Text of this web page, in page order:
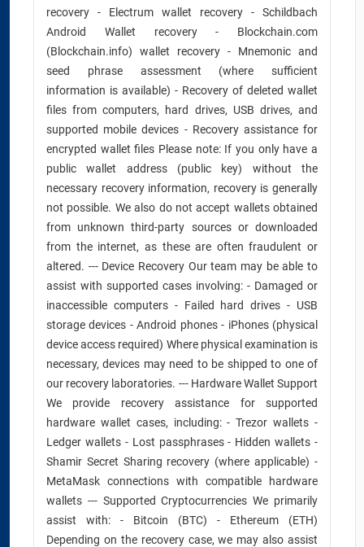
recovery - Electrum wallet recovery - Schildbach
Android Wallet recovery - Blockchain.com
(Blockchain.info) wallet recovery - Mnemonic and
seed phrase assessment (where sufficient
information is available) - Recovery of deleted wallet
files from computers, hard drives, USB drives, and
supported mobile devices - Recovery assistance for
encrypted wallet files Please note: If you only have a
public wallet address (public key) without the
necessary recovery information, recovery is generally
not possible. We also do not accept wallets obtained
from unknown third-party sources or downloaded
from the internet, as these are often fraudulent or
altered. --- Device Recovery Our team may be able to
assist with supported cases involving: - Damaged or
inaccessible computers - Failed hard drives - USB
storage devices - Android phones - iPhones (physical
device access required) Where physical examination is
necessary, devices may need to be shipped to one of
our recovery laboratories. --- Hardware Wallet Support
We provide recovery assistance for supported
hardware wallet cases, including: - Trezor wallets -
Ledger wallets - Lost passphrases - Hidden wallets -
Shamir Secret Sharing recovery (where applicable) -
MetaMask connections with compatible hardware
wallets --- Supported Cryptocurrencies We primarily
assist with: - Bitcoin (BTC) - Ethereum (ETH)
Depending on the recovery case, we may also assist